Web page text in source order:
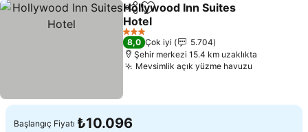
PaylaşFavorilerime ekle
Hollywood Inn Suites
Hotel
Fiyatları görün
3 Yıldız
8,0 Çok iyi
5.704
Şehir merkezi 15.4 km uzaklıkta
Mevsimlik açık yüzme havuzu
Başlangıç Fiyatı ₺10.096